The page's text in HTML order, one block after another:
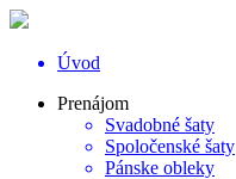
Úvod
Prenájom
Svadobné šaty
Spoločenské šaty
Pánske obleky